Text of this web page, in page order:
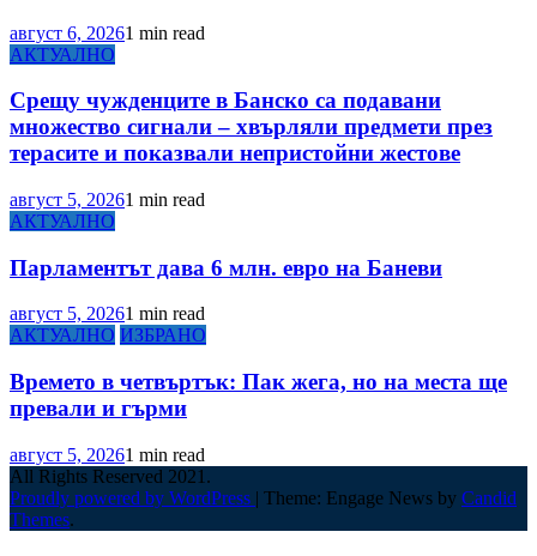
август 6, 20261 min read
АКТУАЛНО
Срещу чужденците в Банско са подавани
множество сигнали – хвърляли предмети през
терасите и показвали непристойни жестове
август 5, 20261 min read
АКТУАЛНО
Парламентът дава 6 млн. евро на Баневи
август 5, 20261 min read
АКТУАЛНО ИЗБРАНО
Времето в четвъртък: Пак жега, но на места ще
превали и гърми
август 5, 20261 min read
All Rights Reserved 2021.
Proudly powered by WordPress | Theme: Engage News by Candid
Themes.